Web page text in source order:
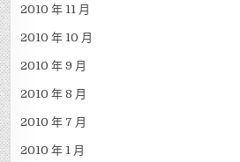
2010 年 11 月
2010 年 10 月
2010 年 9 月
2010 年 8 月
2010 年 7 月
2010 年 1 月